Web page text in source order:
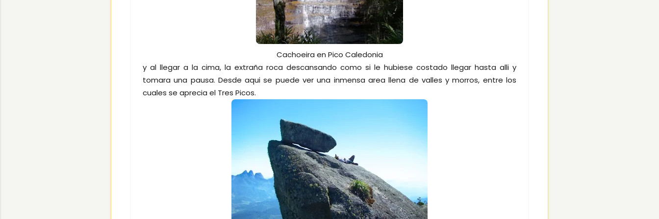
Cachoeira en Pico Caledonia
y al llegar a la cima, la extraña roca descansando como si le hubiese costado llegar hasta alli y
tomara una pausa. Desde aqui se puede ver una inmensa area llena de valles y morros, entre los
cuales se aprecia el Tres Picos.